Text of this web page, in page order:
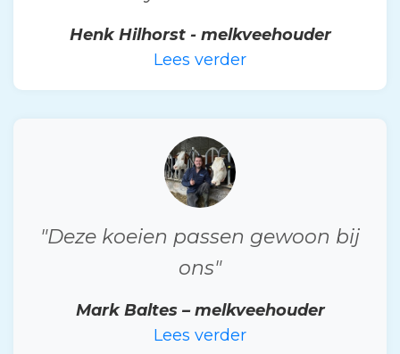
Henk Hilhorst - melkveehouder
Lees verder
"Deze koeien passen gewoon bij
ons"
Mark Baltes – melkveehouder
Lees verder